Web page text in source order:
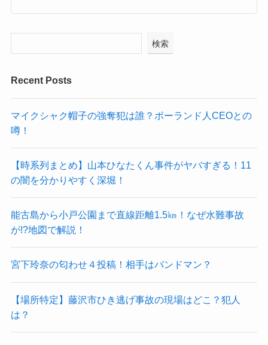
検索
Recent Posts
マイクシャク帽子の強奪犯は誰？ポーランド人CEOとの
噂！
【時系列まとめ】山本ひなたくん事件がヤバすぎる！11
の闇を分かりやすく深堀！
能古島から小戸公園まで直線距離1.5㎞！なぜ水難事故
が!?地図で解説！
宮下玲奈の匂わせ４投稿！相手はバンドマン？
【場所特定】藤沢市ひき逃げ事故の現場はどこ？犯人
は？